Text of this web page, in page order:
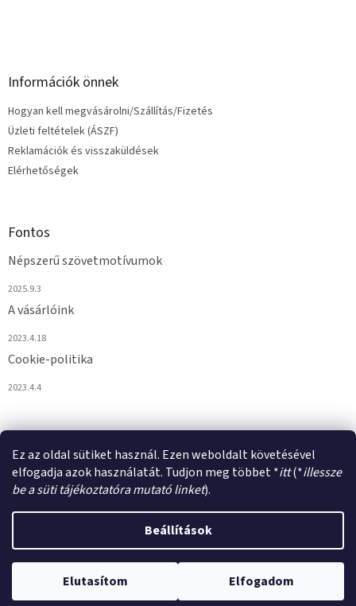
Ez az oldal sütiket használ. Ezen weboldalt követésével
elfogadja azok használatát. Tudjon meg többet *itt(*illessze
be a süti tájékoztatóra mutató linket).
Beállítások
Elutasítom Elfogadom
Információk önnek
Hogyan kell megvásárolni/Szállítás/Fizetés
Üzleti feltételek (ÁSZF)
Reklamációk és visszaküldések
Elérhetőségek
Fontos
Népszerű szövetmotívumok
2025.9.3
A vásárlóink
2023.4.18
Cookie-politika
2023.4.4
Copyright 2026VULPIROKA.HU. Minden jog fenntartva.Süti
beállítások szerkesztése